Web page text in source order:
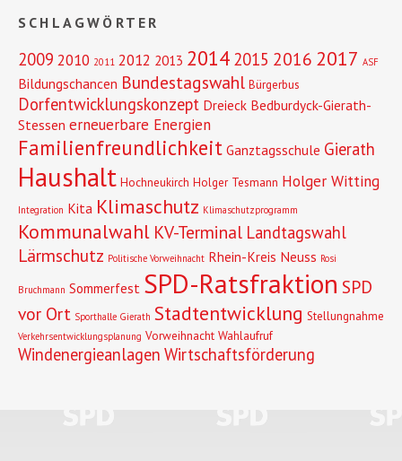
SCHLAGWÖRTER
2009 2010 2011 2012 2013 2014 2015 2016 2017 ASF
Bildungschancen Bundestagswahl Bürgerbus
Dorfentwicklungskonzept Dreieck Bedburdyck-Gierath-
Stessen erneuerbare Energien
Familienfreundlichkeit Ganztagsschule Gierath
Haushalt Hochneukirch Holger Tesmann Holger Witting
Integration Kita Klimaschutz Klimaschutzprogramm
Kommunalwahl KV-Terminal Landtagswahl
Lärmschutz Politische Vorweihnacht Rhein-Kreis Neuss Rosi
Bruchmann Sommerfest SPD-Ratsfraktion SPD
vor Ort Sporthalle Gierath Stadtentwicklung Stellungnahme
Verkehrsentwicklungsplanung Vorweihnacht Wahlaufruf
Windenergieanlagen Wirtschaftsförderung